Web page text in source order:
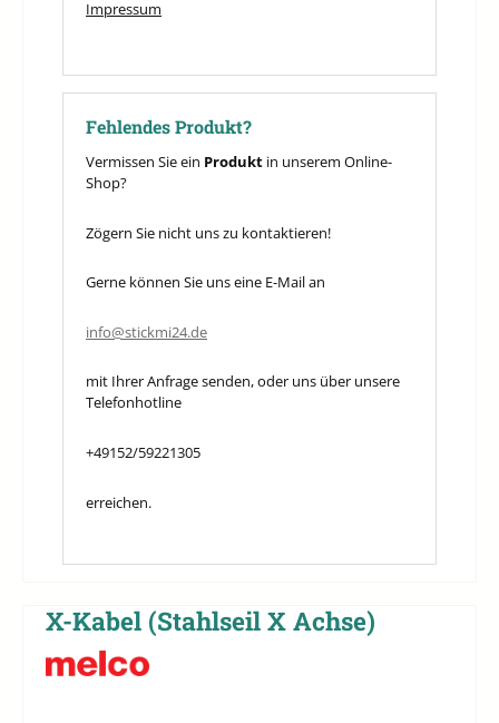
Impressum
Fehlendes Produkt?
Vermissen Sie ein Produkt in unserem Online-
Shop?
Zögern Sie nicht uns zu kontaktieren!
Gerne können Sie uns eine E-Mail an
info@stickmi24.de
mit Ihrer Anfrage senden, oder uns über unsere
Telefonhotline
+49152/59221305
erreichen.
X-Kabel (Stahlseil X Achse)